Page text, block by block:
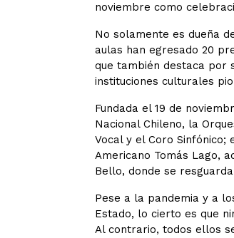
noviembre como
No solamente es dueña
aulas han egresado 20
que también destaca por
instituciones culturales
Fundada el 19 de
Nacional Chileno, la
Vocal y el Coro Sinfónico;
Americano Tomás Lago,
Bello, donde se
Pese a la pandemia y a
Estado, lo cierto es que
Al contrario, todos ellos